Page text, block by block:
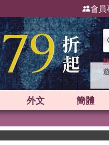
會員
外文 簡體